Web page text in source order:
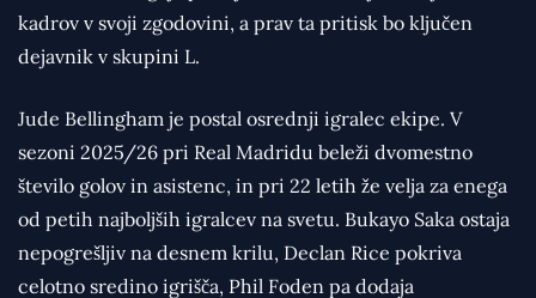
kadrov v svoji zgodovini, a prav ta pritisk bo ključen
dejavnik v skupini L.
Jude Bellingham je postal osrednji igralec ekipe. V
sezoni 2025/26 pri Real Madridu beleži dvomestno
število golov in asistenc, in pri 22 letih že velja za enega
od petih najboljših igralcev na svetu. Bukayo Saka ostaja
nepogrešljiv na desnem krilu, Declan Rice pokriva
celotno sredino igrišča, Phil Foden pa dodaja